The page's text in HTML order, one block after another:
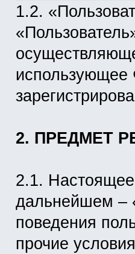
1.2.
использующее
2. ПРЕДМЕТ
2.1.
дальнейшем –
поведения
прочие